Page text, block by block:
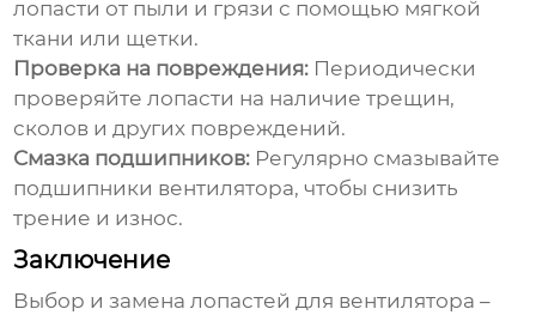
лопасти от пыли и грязи с помощью мягкой
ткани или щетки.
Проверка на повреждения: Периодически
проверяйтелопасти на наличие трещин,
сколов и других повреждений.
Смазка подшипников: Регулярно смазывайте
подшипники вентилятора, чтобы снизить
трение и износ.
Заключение
Выбор и заменалопастей для вентилятора –